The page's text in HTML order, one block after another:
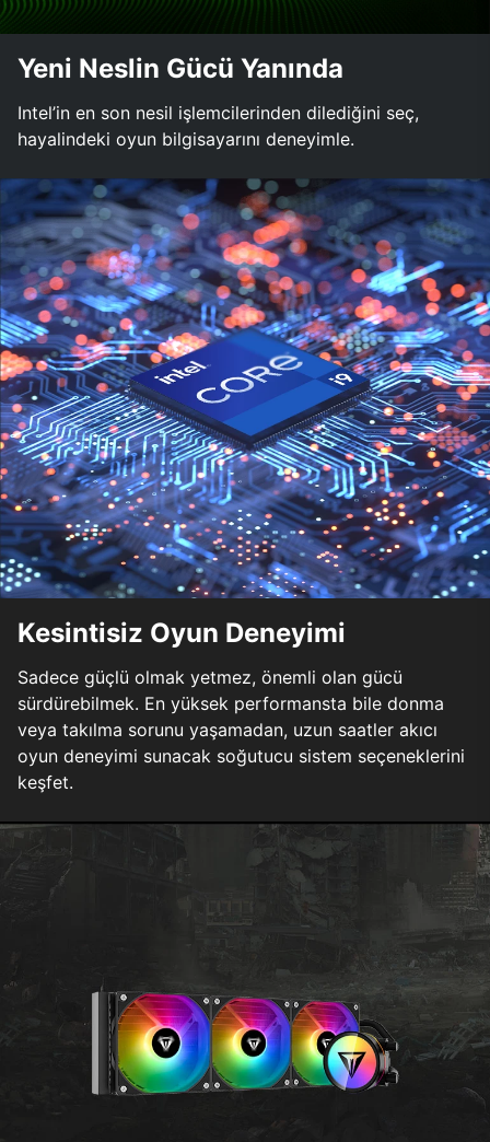
Yeni Neslin Gücü Yanında
Intel’in en son nesil işlemcilerinden dilediğini seç,
hayalindeki oyun bilgisayarını deneyimle.
Kesintisiz Oyun Deneyimi
Sadece güçlü olmak yetmez, önemli olan gücü
sürdürebilmek. En yüksek performansta bile donma
veya takılma sorunu yaşamadan, uzun saatler akıcı
oyun deneyimi sunacak soğutucu sistem seçeneklerini
keşfet.